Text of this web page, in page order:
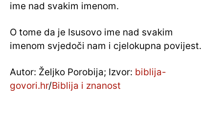
ime nad svakim imenom.
O tome da je Isusovo ime nad svakim
imenom svjedoči nam i cjelokupna povijest.
Autor: Željko Porobija; Izvor: biblija-
govori.hr/Biblija i znanost